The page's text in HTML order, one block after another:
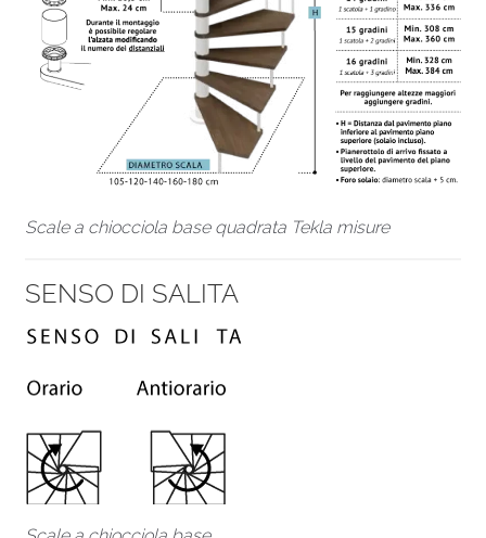
Scale a chiocciola base quadrata Tekla misure
SENSO DI SALITA